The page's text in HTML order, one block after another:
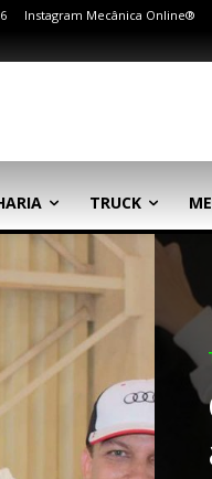
Instagram Mecânica Online®
TRUCK